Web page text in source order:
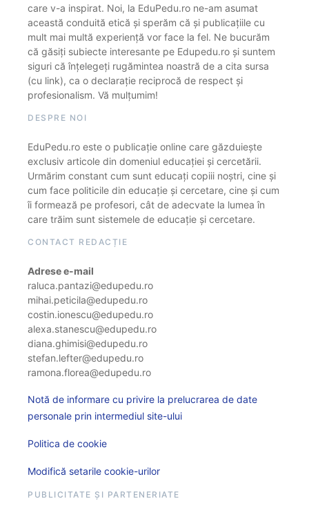
care v-a inspirat. Noi, la EduPedu.ro ne-am asumat
această conduită etică și sperăm că și publicațiile cu
mult mai multă experiență vor face la fel. Ne bucurăm
că găsiți subiecte interesante pe Edupedu.ro și suntem
siguri că înțelegeți rugămintea noastră de a cita sursa
(cu link), ca o declarație reciprocă de respect și
profesionalism. Vă mulțumim!
DESPRE NOI
EduPedu.ro este o publicație online care găzduiește
exclusiv articole din domeniul educației și cercetării.
Urmărim constant cum sunt educați copiii noștri, cine și
cum face politicile din educație și cercetare, cine și cum
îi formează pe profesori, cât de adecvate la lumea în
care trăim sunt sistemele de educație și cercetare.
CONTACT REDACȚIE
Adrese e-mail
raluca.pantazi@edupedu.ro
mihai.peticila@edupedu.ro
costin.ionescu@edupedu.ro
alexa.stanescu@edupedu.ro
diana.ghimisi@edupedu.ro
stefan.lefter@edupedu.ro
ramona.florea@edupedu.ro
Notă de informare cu privire la prelucrarea de date
personale prin intermediul site-ului
Politica de cookie
Modifică setarile cookie-urilor
PUBLICITATE ȘI PARTENERIATE